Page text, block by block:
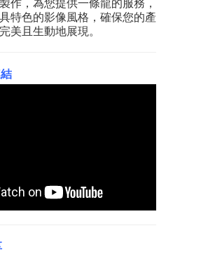
特色的影像風格，確保您的產
美且生動地展現。